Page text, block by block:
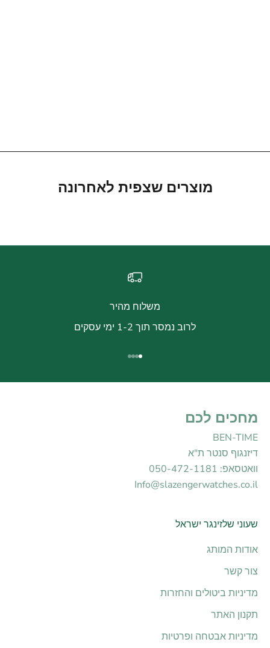
מוצרים שצפית לאחרונה
משלוח מהיר
לרוב נמסר תוך 1-2 ימי עסקים
עבור לפריט 1
עבור לפריט 2
עבור לפריט 3
עבור לפריט 4
מחכים לכם
BEN-TIME
דיזנגוף סנטר ת"א
וואטסאפ: 050-472-1181
Info@slazengerwatches.co.il
שעוני שלזינגר ישראל
אודות המותג
צור קשר
מדיניות ביטולים והחזרות
תקנון האתר
מדיניות אבטחה ופרטיות